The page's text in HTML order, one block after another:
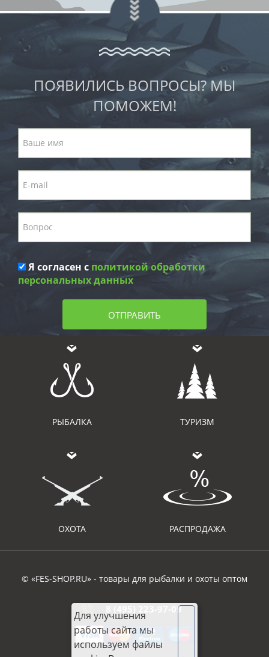
ПОЯВИЛИСЬ ВОПРОСЫ? МЫ
ПОМОЖЕМ!
Я согласен с политикой обработки
персональных данных
ОТПРАВИТЬ
РЫБАЛКА ТУРИЗМ
ОХОТА РАСПРОДАЖА
© «FES-SHOP.RU» - товары для рыбалки и охоты оптом
8 (495) 223-97-09
Для улучшения
работы сайта мы
используем файлы